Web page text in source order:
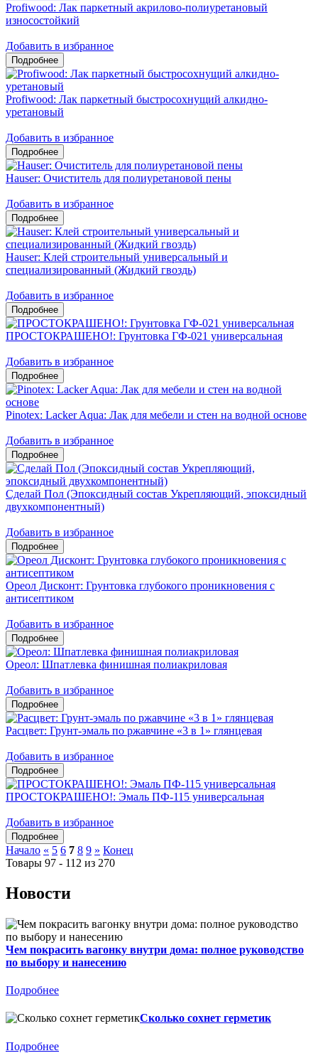
Profiwood: Лак паркетный акрилово-полиуретановый
износостойкий
Добавить в избранное
Profiwood: Лак паркетный быстросохнущий алкидно-
уретановый
Добавить в избранное
Hauser: Очиститель для полиуретановой пены
Добавить в избранное
Hauser: Клей строительный универсальный и
специализированный (Жидкий гвоздь)
Добавить в избранное
ПРОСТОКРАШЕНО!: Грунтовка ГФ-021 универсальная
Добавить в избранное
Pinotex: Lacker Aqua: Лак для мебели и стен на водной основе
Добавить в избранное
Сделай Пол (Эпоксидный состав Укрепляющий, эпоксидный
двухкомпонентный)
Добавить в избранное
Ореол Дисконт: Грунтовка глубокого проникновения с
антисептиком
Добавить в избранное
Ореол: Шпатлевка финишная полиакриловая
Добавить в избранное
Расцвет: Грунт-эмаль по ржавчине «3 в 1» глянцевая
Добавить в избранное
ПРОСТОКРАШЕНО!: Эмаль ПФ-115 универсальная
Добавить в избранное
Начало « 5 6 7 8 9 » Конец
Товары 97 - 112 из 270
Новости
Чем покрасить вагонку внутри дома: полное руководство
по выбору и нанесению
Подробнее
Сколько сохнет герметик
Подробнее